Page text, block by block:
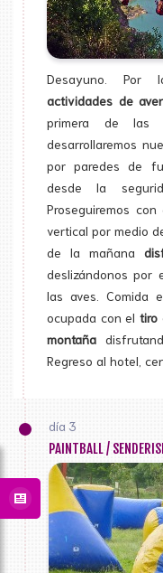
Desayuno. Por
actividades de
primera de las
desarrollaremos
por paredes de
desde la
Proseguiremos con
vertical por medio
de la mañana
deslizándonos por
las aves. Comida
ocupada con el tiro
montaña
Regreso al hotel,
día 3
PAINTBALL /